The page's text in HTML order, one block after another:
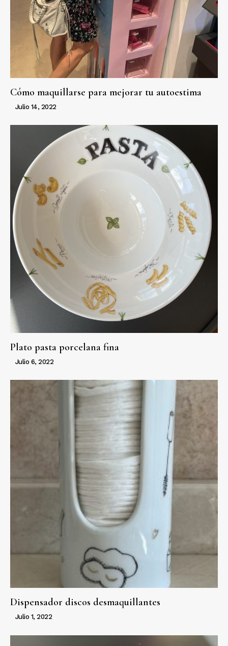
Cómo maquillarse para mejorar tu autoestima
Julio 14, 2022
Plato pasta porcelana fina
Julio 6, 2022
Dispensador discos desmaquillantes
Julio 1, 2022